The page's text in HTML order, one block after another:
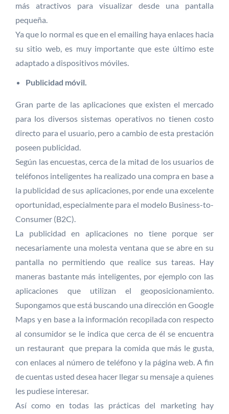
más atractivos para visualizar desde una pantalla
pequeña.
Ya que lo normal es que en el emailing haya enlaces hacia
su sitio web, es muy importante que este último este
adaptado a dispositivos móviles.
Publicidad móvil.
Gran parte de las aplicaciones que existen el mercado
para los diversos sistemas operativos no tienen costo
directo para el usuario, pero a cambio de esta prestación
poseen publicidad.
Según las encuestas, cerca de la mitad de los usuarios de
teléfonos inteligentes ha realizado una compra en base a
la publicidad de sus aplicaciones, por ende una excelente
oportunidad, especialmente para el modelo Business-to-
Consumer (B2C).
La publicidad en aplicaciones no tiene porque ser
necesariamente una molesta ventana que se abre en su
pantalla no permitiendo que realice sus tareas. Hay
maneras bastante más inteligentes, por ejemplo con las
aplicaciones que utilizan el geoposicionamiento.
Supongamos que está buscando una dirección en Google
Maps y en base a la información recopilada con respecto
al consumidor se le indica que cerca de él se encuentra
un restaurant que prepara la comida que más le gusta,
con enlaces al número de teléfono y la página web. A fin
de cuentas usted desea hacer llegar su mensaje a quienes
les pudiese interesar.
Así como en todas las prácticas del marketing hay